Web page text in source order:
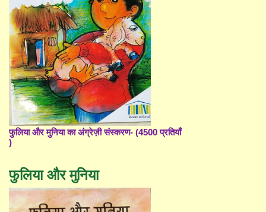
फुलिया और मुनिया का अंग्रेज़ी संस्करण- (4500 प्रतियाँ
)
फुलिया और मुनिया